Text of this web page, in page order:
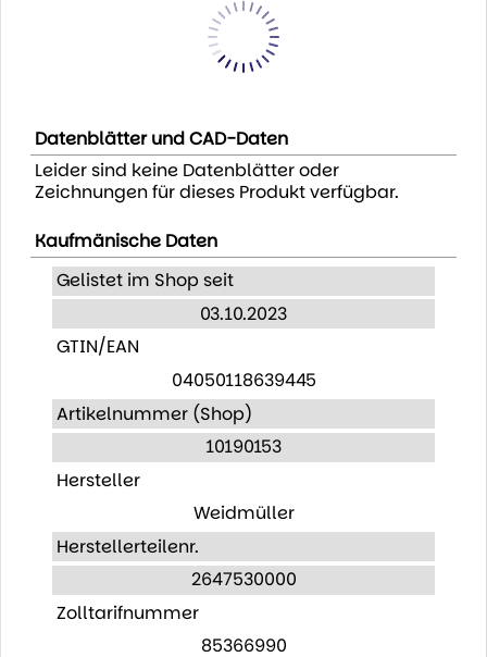
Datenblätter und CAD-Daten
Leider sind keine Datenblätter oder
Zeichnungen für dieses Produkt verfügbar.
Kaufmänische Daten
Gelistet im Shop seit
03.10.2023
GTIN/EAN
04050118639445
Artikelnummer (Shop)
10190153
Hersteller
Weidmüller
Herstellerteilenr.
2647530000
Zolltarifnummer
85366990